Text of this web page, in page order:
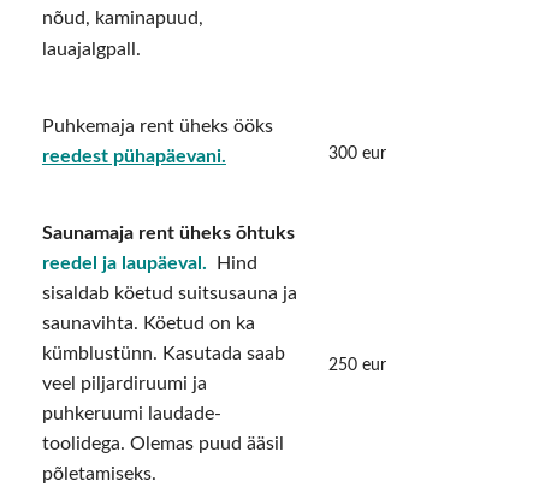
nõud, kaminapuud,
lauajalgpall.
Puhkemaja rent üheks ööks
reedest pühapäevani. 300 eur
Saunamaja rent üheks õhtuks
reedel ja laupäeval.
Hind
sisaldab köetud suitsusauna ja
saunavihta. Köetud on ka
kümblustünn. Kasutada saab
veel piljardiruumi ja
puhkeruumi laudade-
toolidega. Olemas puud ääsil
põletamiseks.
250 eur